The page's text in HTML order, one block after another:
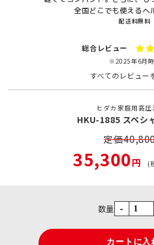
全国どこでも使えるヘ
配送料無料
総合レビュー
※2025年6月
すべてのレビュー
ヒダカ家庭用高圧
HKU-1885 スペシ
定価
35,300円 (
数量 -